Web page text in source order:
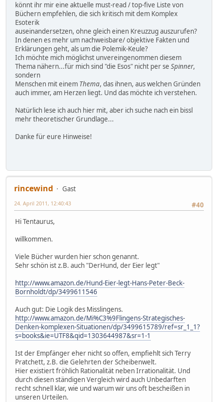
könnt ihr mir eine aktuelle must-read / top-five Liste von
Büchern empfehlen, die sich kritisch mit dem Komplex
Esoterik
auseinandersetzen, ohne gleich einen Kreuzzug auszurufen?
In denen es mehr um nachweisbare/ objektive Fakten und
Erklärungen geht, als um die Polemik-Keule?
Ich möchte mich möglichst unvereingenommen diesem
Thema nähern...für mich sind "die Esos" nicht per se Spinner,
sondern
Menschen mit einem Thema, das ihnen, aus welchen Gründen
auch immer, am Herzen liegt. Und das möchte ich verstehen.
Natürlich lese ich auch hier mit, aber ich suche nach ein bissl
mehr theoretischer Grundlage...
Danke für eure Hinweise!
rincewind
Gast
#40
24. April 2011, 12:40:43
Hi Tentaurus,
willkommen.
Viele Bücher wurden hier schon genannt.
Sehr schön ist z.B. auch "DerHund, der Eier legt"
http://www.amazon.de/Hund-Eier-legt-Hans-Peter-Beck-
Bornholdt/dp/3499611546
Auch gut: Die Logik des Misslingens.
http://www.amazon.de/Mi%C3%9Flingens-Strategisches-
Denken-komplexen-Situationen/dp/3499615789/ref=sr_1_1?
s=books&ie=UTF8&qid=1303644987&sr=1-1
Ist der Empfänger eher nicht so offen, empfiehlt sich Terry
Pratchett, z.B. die Gelehrten der Scheibenwelt.
Hier existiert fröhlich Rationalität neben Irrationalität. Und
durch diesen ständigen Vergleich wird auch Unbedarften
recht schnell klar, wie und warum wir uns oft bescheißen in
unseren Urteilen.